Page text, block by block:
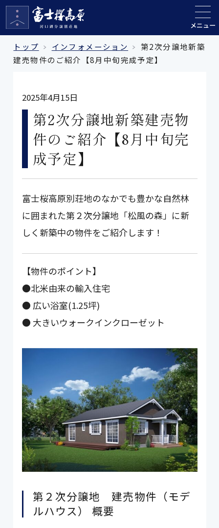
メニュー
トップ インフォメーション
第2次分譲地新築
建売物件のご紹介【8月中旬完成予定】
2025年4月15日
第2次分譲地新築建売物
件のご紹介【8月中旬完
成予定】
富士桜高原別荘地のなかでも豊かな自然林
に囲まれた第２次分譲地「松風の森」に新
しく新築中の物件をご紹介します！
【物件のポイント】
●北米由来の輸入住宅
● 広い浴室(1.25坪)
● 大きいウォークインクローゼット
第２次分譲地 建売物件（モデ
ルハウス） 概要